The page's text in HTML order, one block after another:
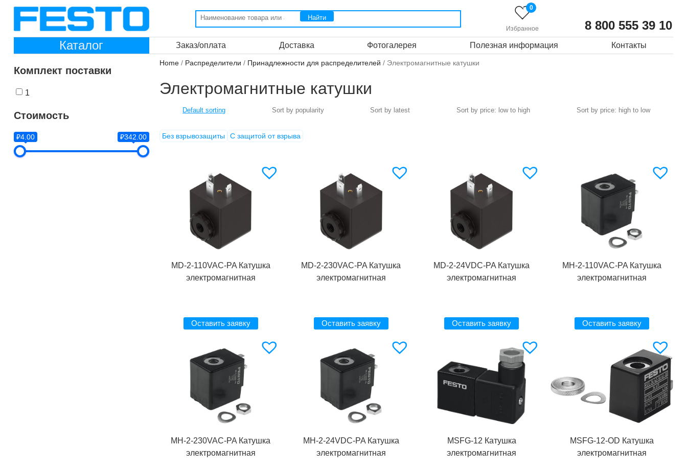
Избранное
0
8 800 555 39 10
Каталог
Заказ/оплата Доставка Фотогалерея Полезная информация Контакты
Комплект поставки
1
Стоимость
₽4.00 ₽342.00
Home/ Распределители / Принадлежности для распределителей / Электромагнитные катушки
Электромагнитные катушки
Без взрывозащиты С защитой от взрыва
MD-2-110VAC-PA Катушка
электромагнитная
Оставить заявку
MD-2-230VAC-PA Катушка
электромагнитная
Оставить заявку
MD-2-24VDC-PA Катушка
электромагнитная
Оставить заявку
MH-2-110VAC-PA Катушка
электромагнитная
Оставить заявку
MH-2-230VAC-PA Катушка
электромагнитная
MH-2-24VDC-PA Катушка
электромагнитная
MSFG-12 Катушка
электромагнитная
MSFG-12-OD Катушка
электромагнитная